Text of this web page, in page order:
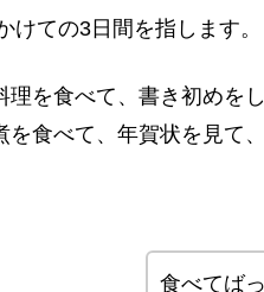
ての3日間を指します。
を食べて、書き初めを
食べて、年賀状を見て
食べてば